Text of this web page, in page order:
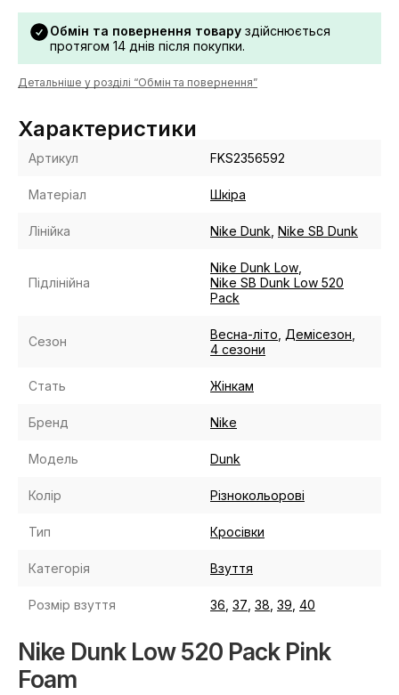
Обмін та повернення товару здійснюється
протягом 14 днів після покупки.
Детальніше у розділі “Обмін та повернення”
Характеристики
Артикул FKS2356592
Матеріал Шкіра
Лінійка Nike Dunk Nike SB Dunk
Підлінійна
Nike Dunk Low
Nike SB Dunk Low 520
Pack
Сезон Весна-літо Демісезон
4 сезони
Стать Жінкам
Бренд Nike
Модель Dunk
Колір Різнокольорові
Тип Кросівки
Категорія Взуття
Розмір взуття 36 37 38 39 40
Nike Dunk Low 520 Pack Pink
Foam